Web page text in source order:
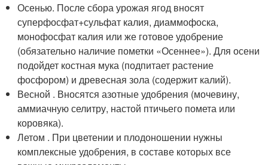
Осенью. После сбора урожая ягод вносят
суперфосфат+сульфат калия, диаммофоска,
монофосфат калия или же готовое удобрение
(обязательно наличие пометки «Осеннее»). Для осени
подойдет костная мука (подпитает растение
фосфором) и древесная зола (содержит калий).
Весной . Вносятся азотные удобрения (мочевину,
аммиачную селитру, настой птичьего помета или
коровяка).
Летом . При цветении и плодоношении нужны
комплексные удобрения, в составе которых все